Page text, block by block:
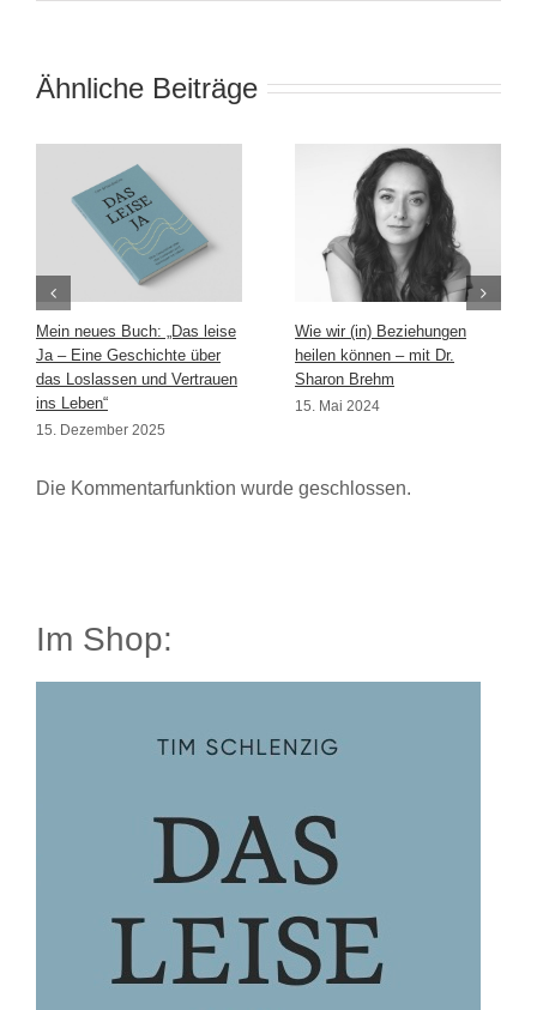
Ähnliche Beiträge
Mein neues Buch: „Das leise
Ja – Eine Geschichte über
das Loslassen und Vertrauen
ins Leben“
15. Dezember 2025
Wie wir (in) Beziehungen
heilen können – mit Dr.
Sharon Brehm
15. Mai 2024
Die Kommentarfunktion wurde geschlossen.
Im Shop: